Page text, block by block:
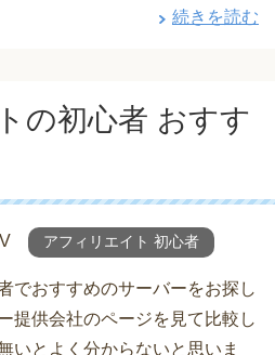
続きを読む
の初心者 おすす
アフィリエイト 初心者
でおすすめのサーバーをお探し
提供会社のページを見て比較し
いとよく分からないと思いま